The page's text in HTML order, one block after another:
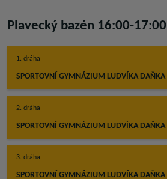
Plavecký bazén 16:00-17:00
1. dráha
SPORTOVNÍ GYMNÁZIUM LUDVÍKA DAŇKA
2. dráha
SPORTOVNÍ GYMNÁZIUM LUDVÍKA DAŇKA
3. dráha
SPORTOVNÍ GYMNÁZIUM LUDVÍKA DAŇKA